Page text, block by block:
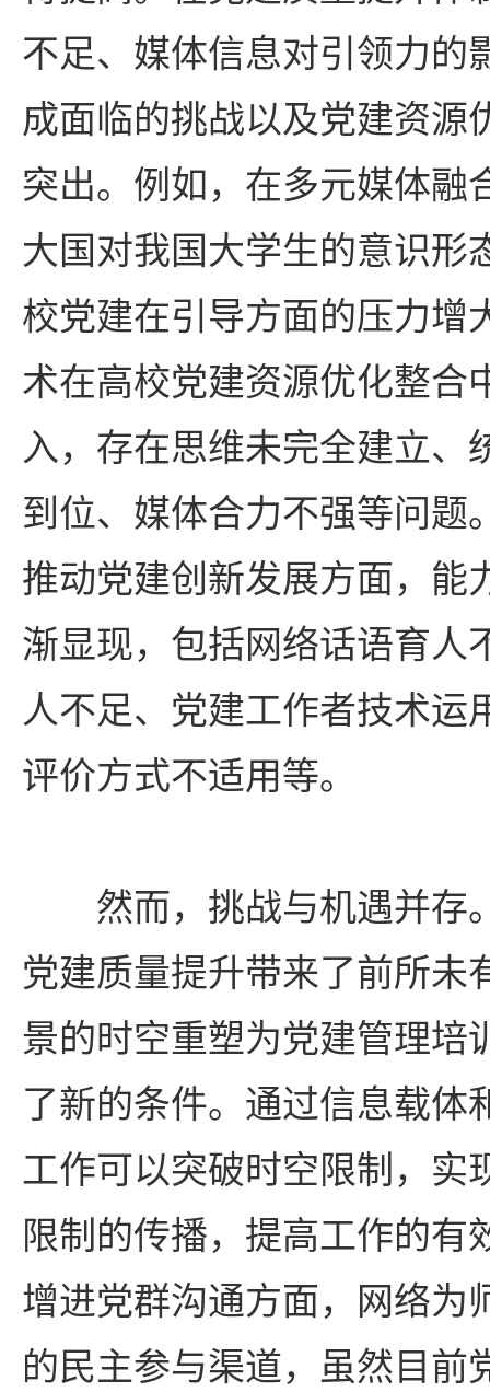
不足、媒体信息对引领力的
成面临的挑战以及党建资源
突出。例如，在多元媒体融
大国对我国大学生的意识形
校党建在引导方面的压力增
术在高校党建资源优化整合
入，存在思维未完全建立、
到位、媒体合力不强等问题
推动党建创新发展方面，能
渐显现，包括网络话语育人
人不足、党建工作者技术运
评价方式不适用等。
然而，挑战与机遇并存
党建质量提升带来了前所未
景的时空重塑为党建管理培
了新的条件。通过信息载体
工作可以突破时空限制，实
限制的传播，提高工作的有
增进党群沟通方面，网络为
的民主参与渠道，虽然目前